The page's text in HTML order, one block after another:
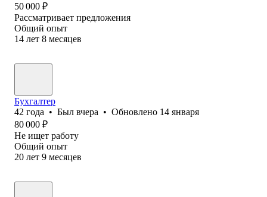
50 000 ₽
Рассматривает предложения
Общий опыт
14 лет 8 месяцев
Бухгалтер
42 года • Был вчера • Обновлено 14 января
80 000 ₽
Не ищет работу
Общий опыт
20 лет 9 месяцев